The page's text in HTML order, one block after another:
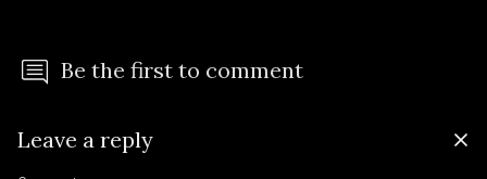
Be the first to comment
Leave a reply